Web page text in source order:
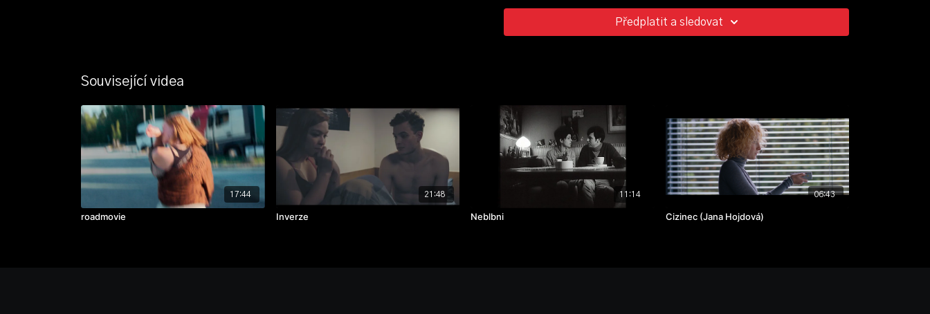
hrají: Stanislav Morávek, Bronislav Straka, Antonie Formanová
ročník: 4.
Předplatit a sledovat
Související videa
17:44
roadmovie
21:48
Inverze
11:14
Neblbni
06:43
Cizinec (Jana Hojdová)